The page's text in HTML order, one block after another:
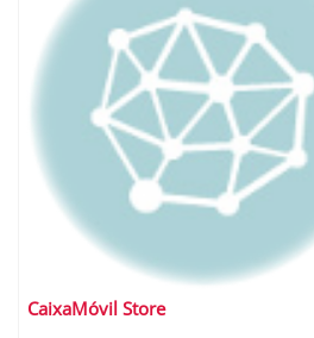
CaixaMóvil Store